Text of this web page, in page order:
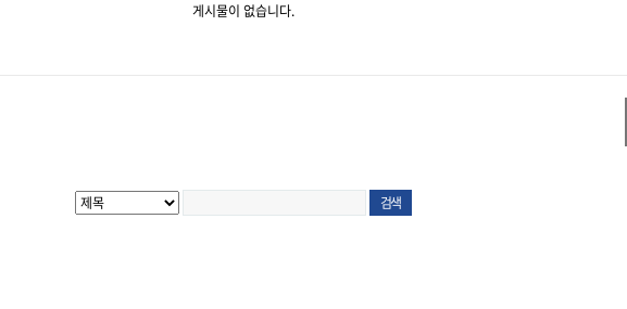
게시물이 없습니다.